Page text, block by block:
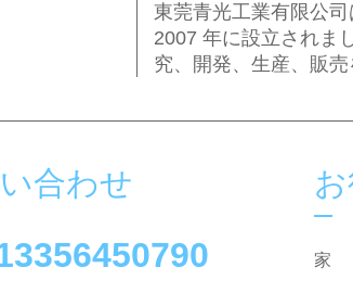
東莞青光工業有限公
2007 年に設立されま
究、開発、生産、販
合わせ
家